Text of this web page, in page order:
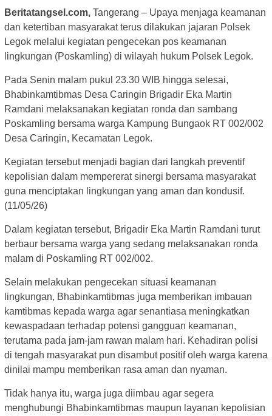
Beritatangsel.com, Tangerang – Upaya menjaga keamanan
dan ketertiban masyarakat terus dilakukan jajaran Polsek
Legok melalui kegiatan pengecekan pos keamanan
lingkungan (Poskamling) di wilayah hukum Polsek Legok.
Pada Senin malam pukul 23.30 WIB hingga selesai,
Bhabinkamtibmas Desa Caringin Brigadir Eka Martin
Ramdani melaksanakan kegiatan ronda dan sambang
Poskamling bersama warga Kampung Bungaok RT 002/002
Desa Caringin, Kecamatan Legok.
Kegiatan tersebut menjadi bagian dari langkah preventif
kepolisian dalam mempererat sinergi bersama masyarakat
guna menciptakan lingkungan yang aman dan kondusif.
(11/05/26)
Dalam kegiatan tersebut, Brigadir Eka Martin Ramdani turut
berbaur bersama warga yang sedang melaksanakan ronda
malam di Poskamling RT 002/002.
Selain melakukan pengecekan situasi keamanan
lingkungan, Bhabinkamtibmas juga memberikan imbauan
kamtibmas kepada warga agar senantiasa meningkatkan
kewaspadaan terhadap potensi gangguan keamanan,
terutama pada jam-jam rawan malam hari. Kehadiran polisi
di tengah masyarakat pun disambut positif oleh warga karena
dinilai mampu memberikan rasa aman dan nyaman.
Tidak hanya itu, warga juga diimbau agar segera
menghubungi Bhabinkamtibmas maupun layanan kepolisian